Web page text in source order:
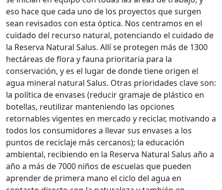
eso hace que cada uno de los proyectos que surgen
sean revisados con esta óptica. Nos centramos en el
cuidado del recurso natural, potenciando el cuidado de
la Reserva Natural Salus. Allí se protegen más de 1300
hectáreas de flora y fauna prioritaria para la
conservación, y es el lugar de donde tiene origen el
agua mineral natural Salus. Otras prioridades clave son:
la política de envases (reducir gramaje de plástico en
botellas, reutilizar manteniendo las opciones
retornables vigentes en mercado y reciclar, motivando a
todos los consumidores a llevar sus envases a los
puntos de reciclaje más cercanos); la educación
ambiental, recibiendo en la Reserva Natural Salus año a
año a más de 7000 niños de escuelas que pueden
aprender de primera mano el ciclo del agua en